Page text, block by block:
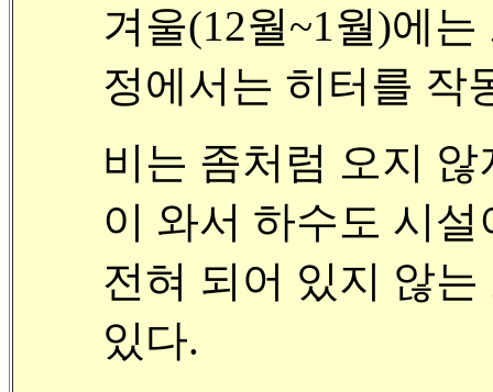
겨울(12월~1월)에
정에서는 히터를 작
비는 좀처럼 오지
이 와서 하수도 시설
전혀 되어 있지 않
있다.